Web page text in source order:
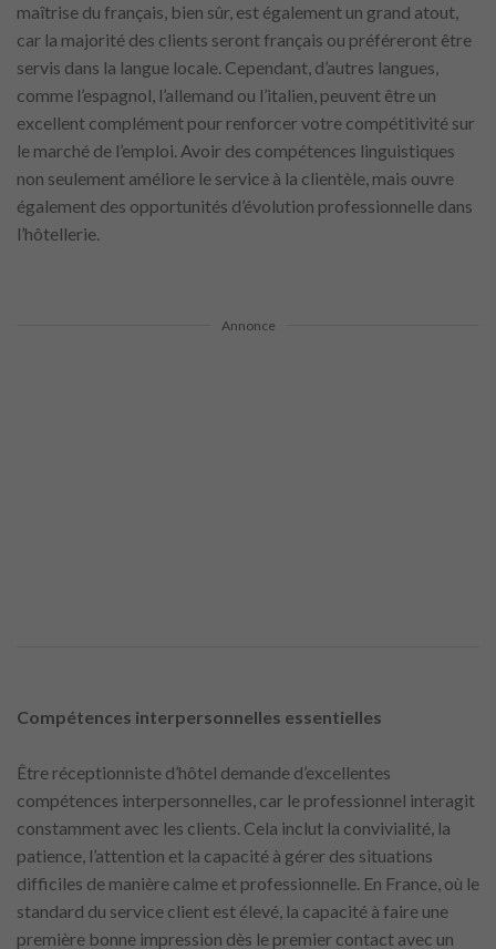
maîtrise du français, bien sûr, est également un grand atout,
car la majorité des clients seront français ou préféreront être
servis dans la langue locale. Cependant, d’autres langues,
comme l’espagnol, l’allemand ou l’italien, peuvent être un
excellent complément pour renforcer votre compétitivité sur
le marché de l’emploi. Avoir des compétences linguistiques
non seulement améliore le service à la clientèle, mais ouvre
également des opportunités d’évolution professionnelle dans
l’hôtellerie.
Annonce
Compétences interpersonnelles essentielles
Être réceptionniste d’hôtel demande d’excellentes
compétences interpersonnelles, car le professionnel interagit
constamment avec les clients. Cela inclut la convivialité, la
patience, l’attention et la capacité à gérer des situations
difficiles de manière calme et professionnelle. En France, où le
standard du service client est élevé, la capacité à faire une
première bonne impression dès le premier contact avec un